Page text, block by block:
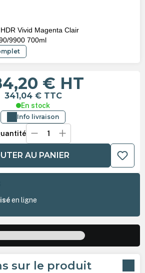
Vivid Magenta Clair
9900 700ml
€ HT
341,04 € TTC
En stock
Info livraison
AU PANIER
en ligne
sur le produit